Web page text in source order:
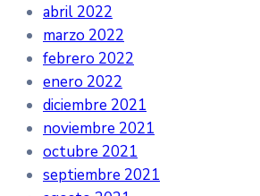
abril 2022
marzo 2022
febrero 2022
enero 2022
diciembre 2021
noviembre 2021
octubre 2021
septiembre 2021